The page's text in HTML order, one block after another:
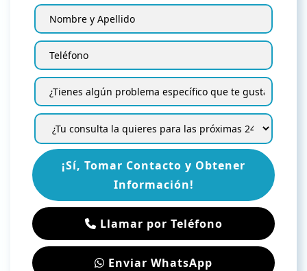
¡Sí, Tomar Contacto y Obtener
Información!
Llamar por Teléfono
Enviar WhatsApp